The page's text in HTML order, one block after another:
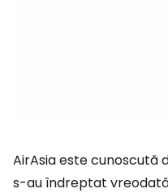
AirAsia este
s-au îndreptat vreodată